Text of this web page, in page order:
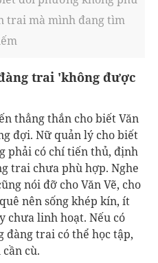
trai mà mình đang tìm
trai 'không được
thẳng thắn cho biết Văn
đợi. Nữ quản lý cho biết
phải có chí tiến thủ, định
trai chưa phù hợp. Nghe
nói đỡ cho Văn Vẽ, cho
nên sống khép kín, ít
chưa linh hoạt. Nếu có
đàng trai có thể học tập,
cù.